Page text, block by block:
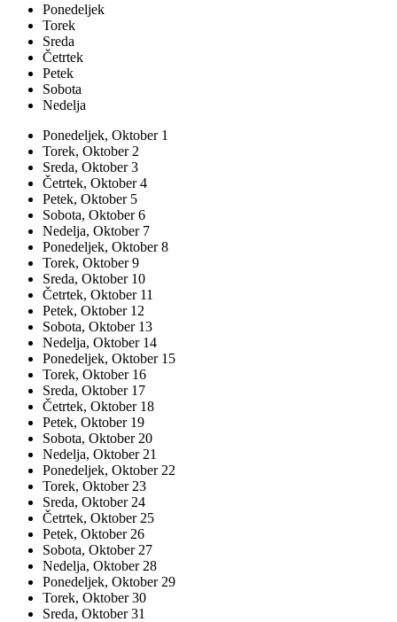
Ponedeljek
Torek
Sreda
Četrtek
Petek
Sobota
Nedelja
Ponedeljek, Oktober1
Torek, Oktober2
Sreda, Oktober3
Četrtek, Oktober4
Petek, Oktober5
Sobota, Oktober6
Nedelja, Oktober7
Ponedeljek, Oktober8
Torek, Oktober9
Sreda, Oktober10
Četrtek, Oktober11
Petek, Oktober12
Sobota, Oktober13
Nedelja, Oktober14
Ponedeljek, Oktober15
Torek, Oktober16
Sreda, Oktober17
Četrtek, Oktober18
Petek, Oktober19
Sobota, Oktober20
Nedelja, Oktober21
Ponedeljek, Oktober22
Torek, Oktober23
Sreda, Oktober24
Četrtek, Oktober25
Petek, Oktober26
Sobota, Oktober27
Nedelja, Oktober28
Ponedeljek, Oktober29
Torek, Oktober30
Sreda, Oktober31